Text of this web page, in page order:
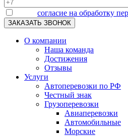
согласие на обработку
О компании
Наша команда
Достижения
Отзывы
Услуги
Автоперевозки по РФ
Честный знак
Грузоперевозки
Авиаперевозки
Автомобильные
Морские